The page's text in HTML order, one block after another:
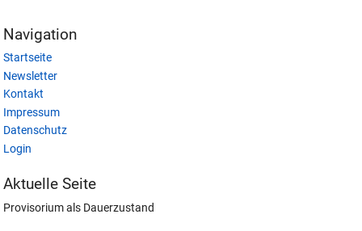
Navigation
Startseite
Newsletter
Kontakt
Impressum
Datenschutz
Login
Aktuelle Seite
Provisorium als Dauerzustand